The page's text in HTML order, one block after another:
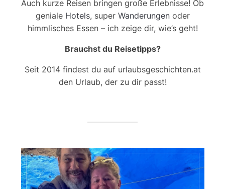
Auch kurze Reisen bringen große Erlebnisse! Ob
geniale Hotels, super Wanderungenoder
himmlisches Essen – ich zeige dir, wie’s geht!
Brauchst du Reisetipps?
Seit 2014 findest du auf urlaubsgeschichten.at
den Urlaub, der zu dir passt!